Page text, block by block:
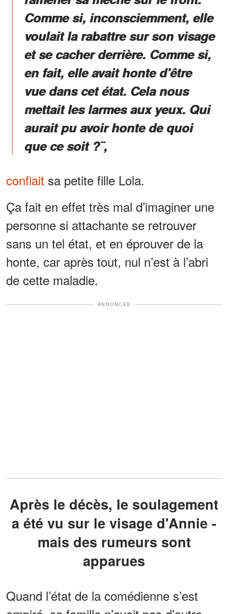
Comme si, inconsciemment, elle
voulait la rabattre sur son visage
et se cacher derrière. Comme si,
en fait, elle avait honte d'être
vue dans cet état. Cela nous
mettait les larmes aux yeux. Qui
aurait pu avoir honte de quoi
que ce soit ?¨,
confiait sa petite fille Lola.
Ça fait en effet très mal d’imaginer une
personne si attachante se retrouver
sans un tel état, et en éprouver de la
honte, car après tout, nul n’est à l’abri
de cette maladie.
ANNONCES
Après le décès, le soulagement
a été vu sur le visage d'Annie -
mais des rumeurs sont
apparues
Quand l’état de la comédienne s’est